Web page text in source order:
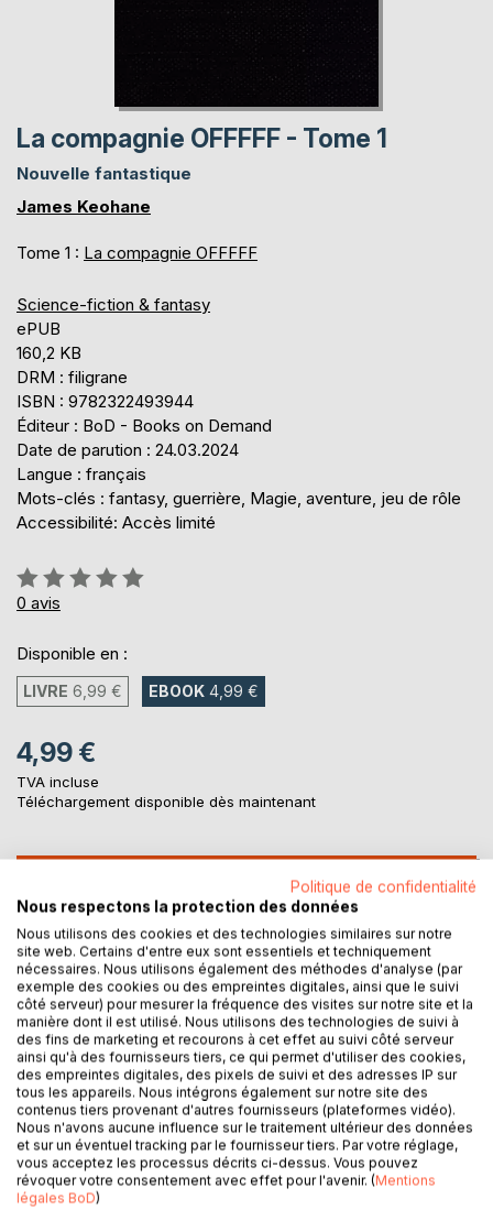
La compagnie OFFFFF - Tome 1
Nouvelle fantastique
James Keohane
Tome 1 : La compagnie OFFFFF
Science-fiction & fantasy
ePUB
160,2 KB
DRM : filigrane
ISBN : 9782322493944
Éditeur : BoD - Books on Demand
Date de parution : 24.03.2024
Langue : français
Mots-clés : fantasy, guerrière, Magie, aventure, jeu de rôle
Accessibilité: Accès limité
Évaluation:
0%
0 avis
Disponible en :
LIVRE 6,99 € EBOOK 4,99 €
4,99 €
TVA incluse
Téléchargement disponible dès maintenant
AJOUTER AU PANIER
Ajouter à ma liste d'envies
Laisser un avis
DESCRIPTION
Aventurier est le métier idéalisé qui fait rêver tous les
Politique de confidentialité
Nous respectons la protection des données
Nous utilisons des cookies et des technologies similaires sur notre
site web. Certains d'entre eux sont essentiels et techniquement
nécessaires. Nous utilisons également des méthodes d'analyse (par
exemple des cookies ou des empreintes digitales, ainsi que le suivi
côté serveur) pour mesurer la fréquence des visites sur notre site et la
manière dont il est utilisé. Nous utilisons des technologies de suivi à
des fins de marketing et recourons à cet effet au suivi côté serveur
ainsi qu'à des fournisseurs tiers, ce qui permet d'utiliser des cookies,
des empreintes digitales, des pixels de suivi et des adresses IP sur
tous les appareils. Nous intégrons également sur notre site des
contenus tiers provenant d'autres fournisseurs (plateformes vidéo).
Nous n'avons aucune influence sur le traitement ultérieur des données
et sur un éventuel tracking par le fournisseur tiers. Par votre réglage,
vous acceptez les processus décrits ci-dessus. Vous pouvez
révoquer votre consentement avec effet pour l'avenir. (Mentions
légales BoD)